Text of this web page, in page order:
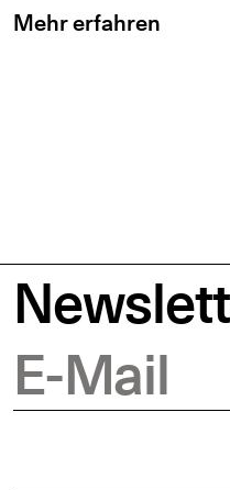
Mehr erfahren
E-Mail